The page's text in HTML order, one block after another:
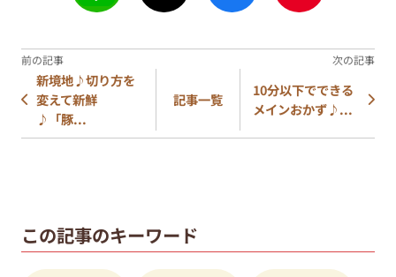
新境地♪切り方を
変えて新鮮
♪「豚...
記事一覧
10分以下でできる
メインおかず♪...
この記事のキーワード